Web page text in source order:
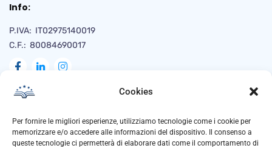
Cookies
Per fornire le migliori esperienze, utilizziamo tecnologie come i cookie per
memorizzare e/o accedere alle informazioni del dispositivo. Il consenso a
queste tecnologie ci permetterà di elaborare dati come il comportamento di
Info:
P.IVA: IT02975140019
C.F.: 80084690017
Naviga